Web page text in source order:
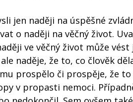
jen naději na úspěšné
o naději na věčný život.
ve věčný život může vést
naděje, že to, co člověk
prospělo či prospěje, že to
v propasti nemoci.